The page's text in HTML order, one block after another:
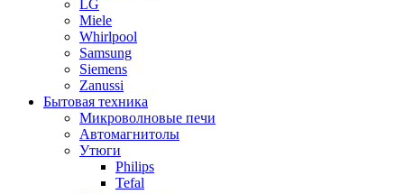
LG
Miele
Whirlpool
Samsung
Siemens
Zanussi
Бытовая техника
Микроволновые печи
Автомагнитолы
Утюги
Philips
Tefal